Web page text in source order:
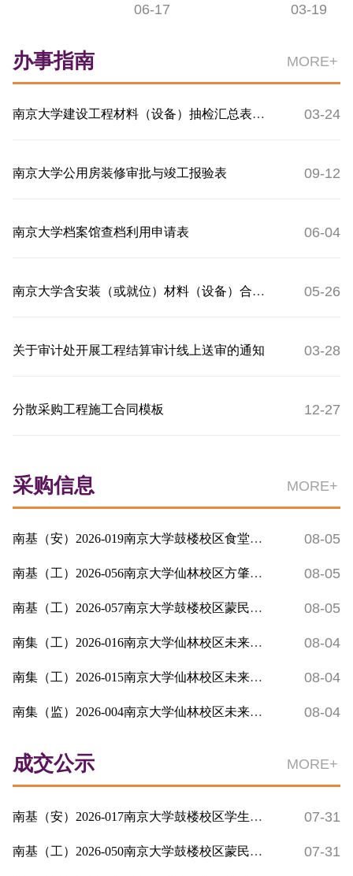
06-17 03-19
办事指南 MORE+
南京大学建设工程材料（设备）抽检汇总表及抽检单 03-24
南京大学公用房装修审批与竣工报验表 09-12
南京大学档案馆查档利用申请表 06-04
南京大学含安装（或就位）材料（设备）合同完工验收交付记录单 05-26
关于审计处开展工程结算审计线上送审的通知 03-28
分散采购工程施工合同模板 12-27
采购信息 MORE+
南基（安）2026-019南京大学鼓楼校区食堂空调谐波治理设备采购及... 08-05
南基（工）2026-056南京大学仙林校区方肇周体育馆主场馆地板漆出... 08-05
南基（工）2026-057南京大学鼓楼校区蒙民伟楼部分楼层出新维修工... 08-05
南集（工）2026-016南京大学仙林校区未来技术楼A幢项目、南京大... 08-04
南集（工）2026-015南京大学仙林校区未来技术楼A幢项目、南京大... 08-04
南集（监）2026-004南京大学仙林校区未来技术楼A幢项目、南京大... 08-04
成交公示 MORE+
南基（安）2026-017南京大学鼓楼校区学生公寓15舍监控设备采购及... 07-31
南基（工）2026-050南京大学鼓楼校区蒙民伟楼201-202紫砂传承基... 07-31